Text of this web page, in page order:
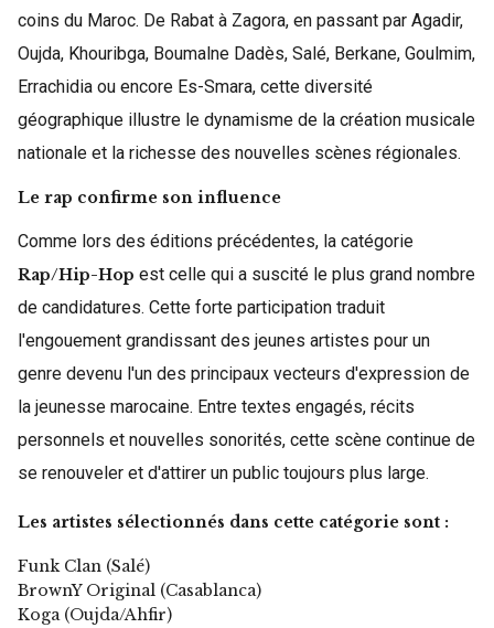
coins du Maroc. De Rabat à Zagora, en passant par Agadir,
Oujda, Khouribga, Boumalne Dadès, Salé, Berkane, Goulmim,
Errachidia ou encore Es-Smara, cette diversité
géographique illustre le dynamisme de la création musicale
nationale et la richesse des nouvelles scènes régionales.
Le rap confirme son influence
Comme lors des éditions précédentes, la catégorie
Rap/Hip-Hop est celle qui a suscité le plus grand nombre
de candidatures. Cette forte participation traduit
l'engouement grandissant des jeunes artistes pour un
genre devenu l'un des principaux vecteurs d'expression de
la jeunesse marocaine. Entre textes engagés, récits
personnels et nouvelles sonorités, cette scène continue de
se renouveler et d'attirer un public toujours plus large.
Les artistes sélectionnés dans cette catégorie sont :
Funk Clan (Salé)
BrownY Original (Casablanca)
Koga (Oujda/Ahfir)